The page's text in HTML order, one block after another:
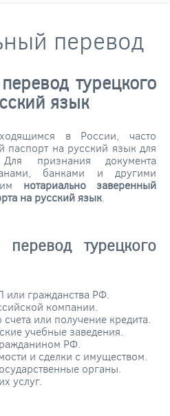
перевод
турецкого
язык
в России, часто
паспорт на русский язык для
признания документа
банками и другими
нотариально заверенный
на русский язык
перевод турецкого
гражданства РФ.
компании.
или получение кредита.
учебные заведения.
РФ.
и сделки с имуществом.
органы.
услуг.